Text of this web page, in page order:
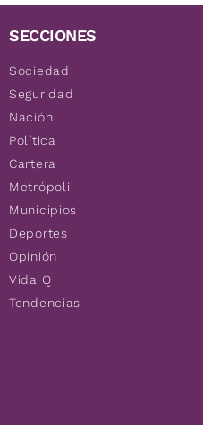
SECCIONES
Sociedad
Seguridad
Nación
Política
Cartera
Metrópoli
Municipios
Deportes
Opinión
Vida Q
Tendencias